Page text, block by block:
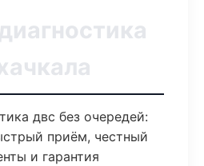
двс без очередей:
приём, честный
и гарантия